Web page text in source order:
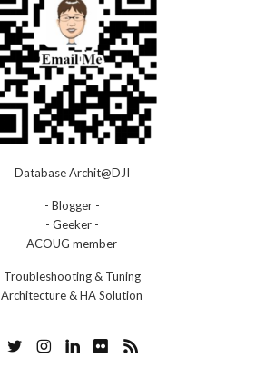
Database Archit@DJI
- Blogger -
- Geeker -
- ACOUG member -
Troubleshooting & Tuning
Architecture & HA Solution